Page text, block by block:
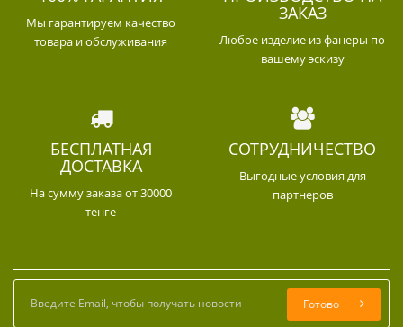
Мы гарантируем качество
товара и обслуживания
ЗАКАЗ
Любое изделие из фанеры по
вашему эскизу
БЕСПЛАТНАЯ
ДОСТАВКА
На сумму заказа от 30000
тенге
СОТРУДНИЧЕСТВО
Выгодные условия для
партнеров
Готово